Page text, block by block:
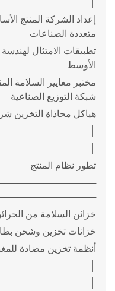
متعددة الصناعات
الأوسط
مختبر معايير السلامة
شبكة التوزيع الصناعية
هياكل محاذاة التخزين
تطور نظام المنتج
خزائن السلامة من
خزانات تخزين وشحن
أنظمة تخزين مضادة